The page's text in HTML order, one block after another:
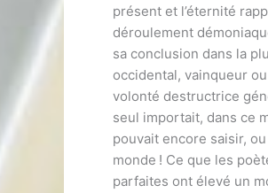
présent et l’éternité
déroulement
sa conclusion dans la
occidental, vainqueur ou
volonté destructrice
seul importait, dans ce
pouvait encore saisir,
monde ! Ce que les
parfaites ont élevé un